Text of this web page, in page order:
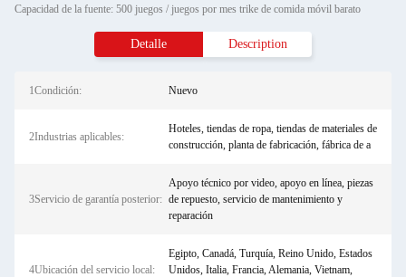
Capacidad de la fuente: 500 juegos / juegos por mes trike de comida móvil barato
Detalle Description
1Condición: Nuevo
2Industrias aplicables:
Hoteles, tiendas de ropa, tiendas de materiales de
construcción, planta de fabricación, fábrica de a
3Servicio de garantía posterior:
Apoyo técnico por video, apoyo en línea, piezas
de repuesto, servicio de mantenimiento y
reparación
4Ubicación del servicio local:
Egipto, Canadá, Turquía, Reino Unido, Estados
Unidos, Italia, Francia, Alemania, Vietnam,